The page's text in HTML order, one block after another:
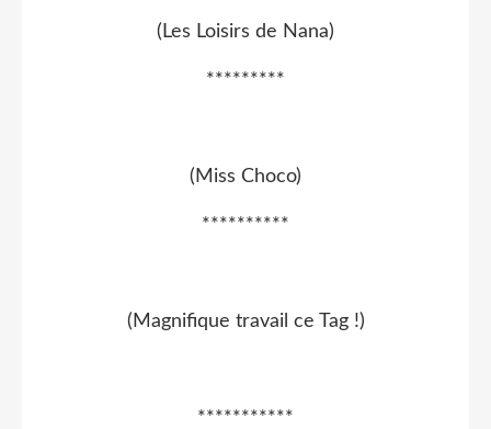
(Les Loisirs de Nana)
*********
(Miss Choco)
**********
(Magnifique travail ce Tag !)
***********